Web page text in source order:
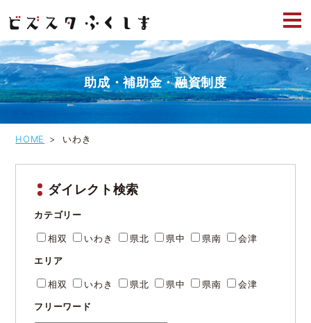
助成・補助金・融資制度
HOME いわき
ダイレクト検索
カテゴリー
相双 いわき 県北 県中 県南
会津
エリア
相双 いわき 県北 県中 県南
会津
フリーワード
稿
ナ
ビ
ゲ
ー
シ
ン